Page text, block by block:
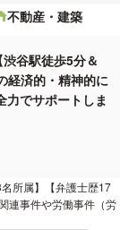
不動産・建築
谷駅徒歩5分＆
経済的・精神的に
力でサポートしま
所属】【弁護士歴17
連事件や労働事件（労